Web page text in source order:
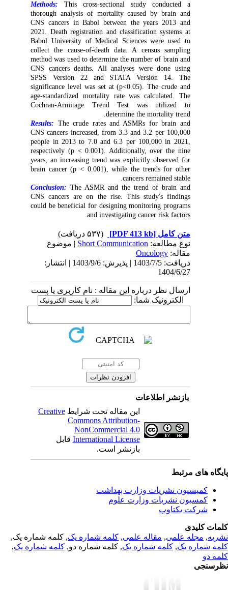
Methods:This cross-sectional study conducted a
thorough analysis of mortality caused by brain and
CNS cancers in Babol between the years 2013 and
2021. Death registration and classification systems at
Babol University of Medical Sciences were used to
collect the cause-of-death data. A census sampling
method was used to determine the number of brain and
CNS cancers deaths. All analyses were done using
SPSS Version 22 and STATA Version 14. The
significance level was set at (p<0.05). The crude and
age-standardized mortality rate was calculated. The
Cochran-Armitage Trend Test was utilized to
determine the mortality trend.
Results:The crude rates and ASMRs for brain and
CNS cancers increased, from 3.3 and 3.2 per 100,000
people in 2013 to 7.0 and 6.3 per 100,000 in 2021,
respectively (p < 0.001). Additionally, over the nine
years, an increasing trend was explicitly observed for
brain cancer (p < 0.001), while the trends for other
cancers remained stable.
Conclusion:The ASMR and the trend of brain and
CNS cancers are on the rise. This study's findings
could be beneficial for designing monitoring programs
and investigating cancer risk factors.
متن کامل[PDF 413 kb]
نوع مطالعه:Short Communication| موضوع
مقاله:Oncology
دریافت: 1403/7/5 | پذیرش: 1403/9/6 | انتشار:
1404/6/27
ارسال نظر درباره این مقاله : نام کاربری یا پست
الکترونیک شما:
بازنشر اطلاعات
این مقاله تحت شرایطCreative
Commons Attribution-
NonCommercial 4.0
International Licenseقابل
بازنشر است.
های مرتبط
کمیسیون نشریات وزارت بهداشت
کمسیون نشریات وزارت علوم
شرکت یکتاوب
کلیدی
,مجله علمی, مقاله علمی, کلمه شماره یک, کلمه شماره یک,
شماره یک,کلمه شماره یک, کلمه شماره دو,کلمه شماره یک,
دو